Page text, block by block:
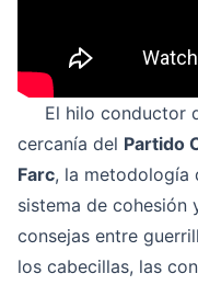
El hilo conductor
cercanía del Partido
Farc, la metodología
sistema de cohesión
consejas entre
los cabecillas, las